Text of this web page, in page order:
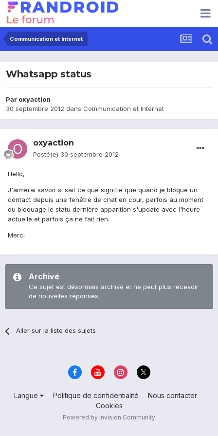
Communication et Internet
Whatsapp status
Par oxyaction
30 septembre 2012 dans Communication et Internet
oxyaction
Posté(e) 30 septembre 2012
Hello,
J'aimerai savoir si sait ce que signifie que quand je bloque un
contact depuis une fenêtre de chat en cour, parfois au moment
du bloquage le statu dernière apparition s'update avec l'heure
actuelle et parfois ça ne fait rien.
Merci
Archivé
Ce sujet est désormais archivé et ne peut plus recevoir
de nouvelles réponses.
Aller sur la liste des sujets
Langue Politique de confidentialité
Nous contacter
Cookies
Powered by Invision Community